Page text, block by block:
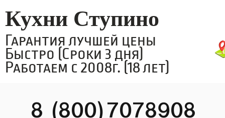
Кухни Ступино
Гарантия лучшей цены
Быстро (Сроки 3 дня)
Работаем с 2008г. (18 лет)
8 (800)7078908